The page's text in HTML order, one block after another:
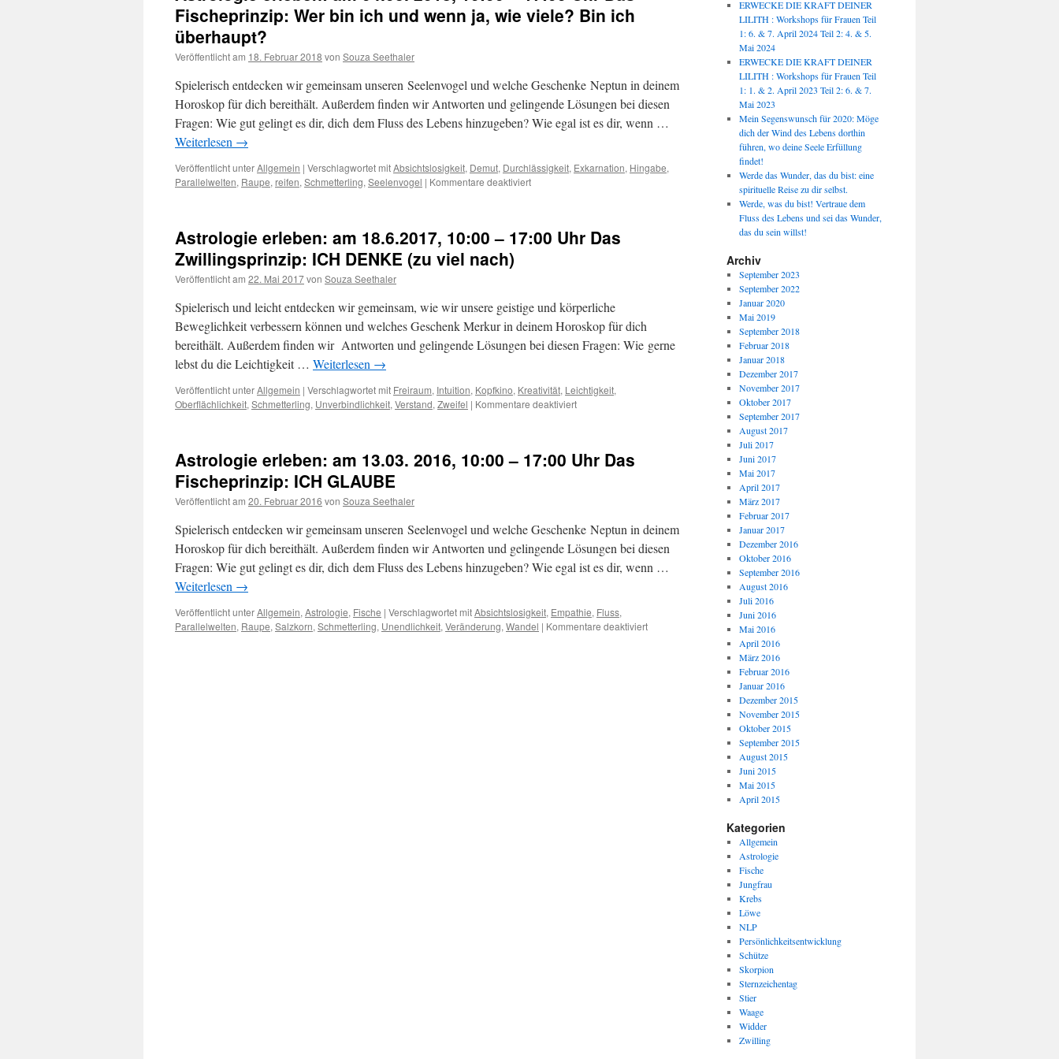
Fischeprinzip: Wer bin ich und wenn ja, wie viele? Bin ich
überhaupt?
Veröffentlicht am 18. Februar 2018 von Souza Seethaler
Spielerisch entdecken wir gemeinsam unseren Seelenvogel und welche Geschenke Neptun in deinem
Horoskop für dich bereithält. Außerdem finden wir Antworten und gelingende Lösungen bei diesen
Fragen: Wie gut gelingt es dir, dich dem Fluss des Lebens hinzugeben? Wie egal ist es dir, wenn …
Weiterlesen →
Veröffentlicht unterAllgemein | Verschlagwortet mitAbsichtslosigkeit, Demut, Durchlässigkeit, Exkarnation, Hingabe,
Parallelwelten, Raupe, reifen, Schmetterling, Seelenvogel | Kommentare deaktiviertfür
04.03.
Uhr
Das
Wer
und
wenn
Bin
Astrologie erleben: am 18.6.2017, 10:00 – 17:00 Uhr Das
Zwillingsprinzip: ICH DENKE (zu viel nach)
Veröffentlicht am 22. Mai 2017von Souza Seethaler
Spielerisch und leicht entdecken wir gemeinsam, wie wir unsere geistige und körperliche
Beweglichkeit verbessern können und welches Geschenk Merkur in deinem Horoskop für dich
bereithält. Außerdem finden wir Antworten und gelingende Lösungen bei diesen Fragen: Wie gerne
lebst du die Leichtigkeit … Weiterlesen →
Veröffentlicht unterAllgemein | Verschlagwortet mit Freiraum, Intuition, Kopfkino, Kreativität, Leichtigkeit,
Oberflächlichkeit, Schmetterling, Unverbindlichkeit, Verstand, Zweifel | Kommentare deaktiviertfür
18.6.2017,
Das
Zwillingsprinzip:
DENKE
nach)
Astrologie erleben: am 13.03. 2016, 10:00 – 17:00 Uhr Das
Fischeprinzip: ICH GLAUBE
Veröffentlicht am 20. Februar 2016 von Souza Seethaler
Spielerisch entdecken wir gemeinsam unseren Seelenvogel und welche Geschenke Neptun in deinem
Horoskop für dich bereithält. Außerdem finden wir Antworten und gelingende Lösungen bei diesen
Fragen: Wie gut gelingt es dir, dich dem Fluss des Lebens hinzugeben? Wie egal ist es dir, wenn …
Weiterlesen →
Veröffentlicht unterAllgemein, Astrologie, Fische | Verschlagwortet mitAbsichtslosigkeit, Empathie, Fluss,
Parallelwelten, Raupe, Salzkorn, Schmetterling, Unendlichkeit, Veränderung, Wandel | Kommentare deaktiviertfür
ERWECKE DIE KRAFT DEINER
LILITH : Workshops für Frauen Teil
1: 6. & 7. April 2024 Teil 2: 4. & 5.
Mai 2024
ERWECKE DIE KRAFT DEINER
LILITH : Workshops für Frauen Teil
1: 1. & 2. April 2023 Teil 2: 6. & 7.
Mai 2023
Mein Segenswunsch für 2020: Möge
dich der Wind des Lebens dorthin
führen, wo deine Seele Erfüllung
findet!
Werde das Wunder, das du bist: eine
spirituelle Reise zu dir selbst.
Werde, was du bist! Vertraue dem
Fluss des Lebens und sei das Wunder,
das du sein willst!
Archiv
September 2023
September 2022
Januar 2020
Mai 2019
September 2018
Februar 2018
Januar 2018
Dezember 2017
November 2017
Oktober 2017
September 2017
August 2017
Juli 2017
Juni 2017
Mai 2017
April 2017
März 2017
Februar 2017
Januar 2017
Dezember 2016
Oktober 2016
September 2016
August 2016
Juli 2016
Juni 2016
Mai 2016
April 2016
März 2016
Februar 2016
Januar 2016
Dezember 2015
November 2015
Oktober 2015
September 2015
August 2015
Juni 2015
Mai 2015
April 2015
Kategorien
Allgemein
Astrologie
Fische
Jungfrau
Krebs
Löwe
NLP
Persönlichkeitsentwicklung
Schütze
Skorpion
Sternzeichentag
Stier
Waage
Widder
Zwilling